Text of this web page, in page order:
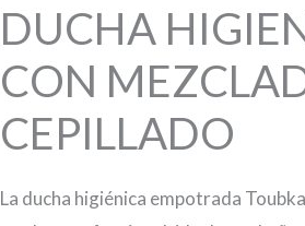
DUCHA
CON
CEPILLADO
La ducha higiénica empotrada